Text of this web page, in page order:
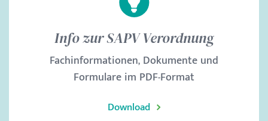
Info zur SAPV Verordnung
Fachinformationen, Dokumente und
Formulare im PDF-Format
Download